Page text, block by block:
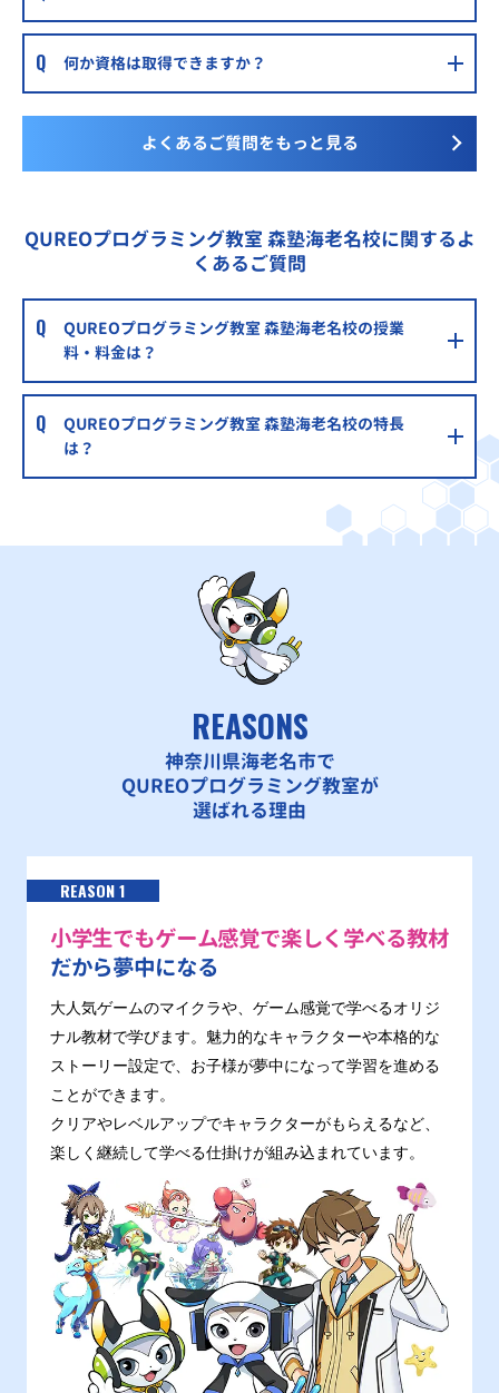
何か資格は取得できますか？
よくあるご質問をもっと見る
QUREOプログラミング教室 森塾海老名校に関するよ
くあるご質問
QUREOプログラミング教室 森塾海老名校の授業
料・料金は？
QUREOプログラミング教室 森塾海老名校の特長
は？
REASONS
神奈川県海老名市で
QUREOプログラミング教室が
選ばれる理由
REASON 1
小学生でもゲーム感覚で楽しく学べる教材
だから夢中になる
大人気ゲームのマイクラや、ゲーム感覚で学べるオリジ
ナル教材で学びます。魅力的なキャラクターや本格的な
ストーリー設定で、お子様が夢中になって学習を進める
ことができます。
クリアやレベルアップでキャラクターがもらえるなど、
楽しく継続して学べる仕掛けが組み込まれています。